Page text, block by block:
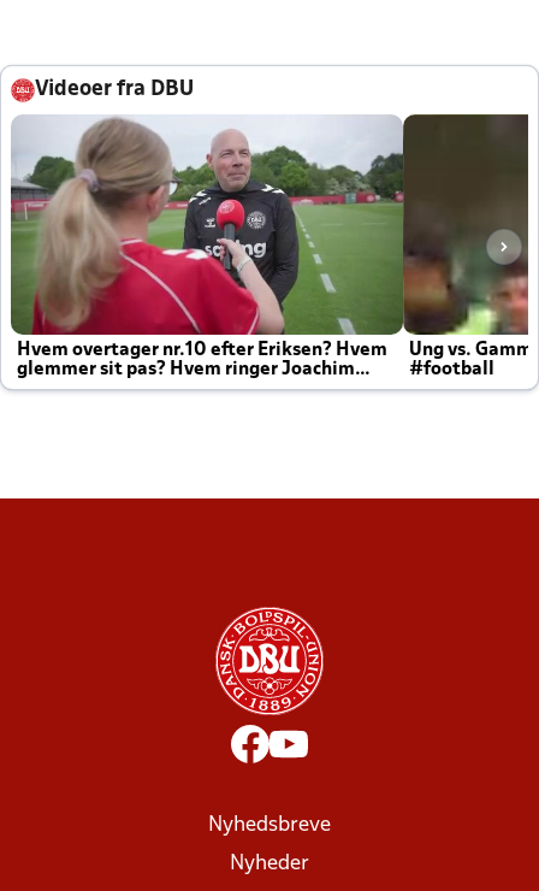
Videoer fra DBU
Hvem overtager nr.10 efter Eriksen? Hvem
glemmer sit pas? Hvem ringer Joachim
altid til efter kampe?
Ung vs.
#football
Nyhedsbreve
Nyheder